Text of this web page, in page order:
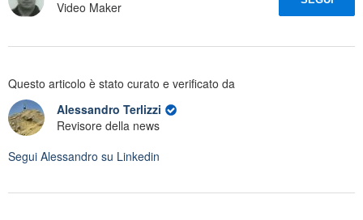
Video Maker
Questo articolo è stato curato e verificato da
Alessandro Terlizzi
Revisore della news
Segui Alessandro su Linkedin